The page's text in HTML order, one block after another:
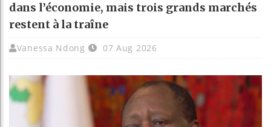
dans l’économie, mais trois grands marchés
restent à la traîne
Vanessa Ndong 07 Aug 2026